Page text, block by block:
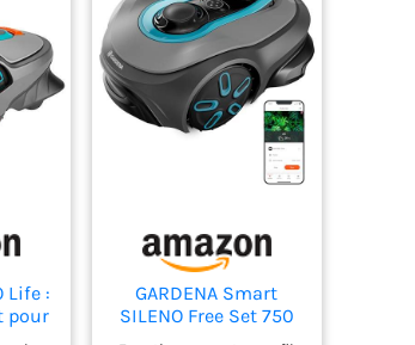
une
et
à
ou par supposition
Life :
pour
GARDENA Smart
SILENO Free Set 750
m² Robot Tondeuse,